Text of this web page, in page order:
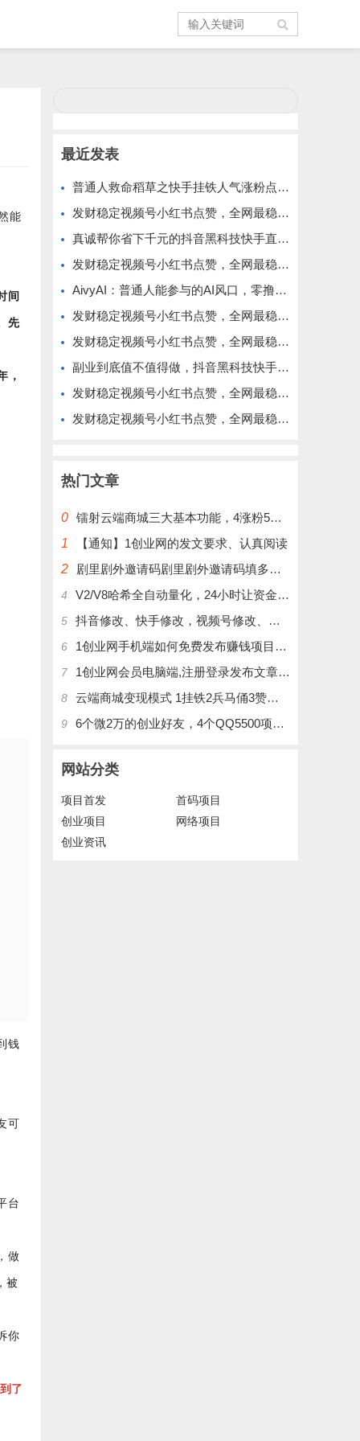
能
间
先
，
钱
可
台
做
被
你
了
最近发表
普通人救命稻草之快手挂铁人气涨粉点赞抖音黑科技云端商城免费公布
发财稳定视频号小红书点赞，全网最稳定绿色的项目，小红书启动
真诚帮你省下千元的抖音黑科技快手直播间人气涨粉点赞云端商城免费送
发财稳定视频号小红书点赞，全网最稳定绿色的项目，全网一起推
AivyAI：普通人能参与的AI风口，零撸AVAX，首码上线速度上车！
发财稳定视频号小红书点赞，全网最稳定绿色的项目，价格拉满的哦
发财稳定视频号小红书点赞，全网最稳定绿色的项目，今年再加油
副业到底值不值得做，抖音黑科技快手上人涨粉云端商城真能逆袭赚钱
发财稳定视频号小红书点赞，全网最稳定绿色的项目，完美来拉新
发财稳定视频号小红书点赞，全网最稳定绿色的项目，完全自动了
热门文章
0 镭射云端商城三大基本功能，4涨粉5涨播放量6挂铁，为你揭开真实的面纱!
1
【通知】1创业网的发文要求、认真阅读
2
剧里剧外邀请码剧里剧外邀请码填多少呢？
4 V2/V8哈希全自动量化，24小时让资金为你打工！
5 抖音修改、快手修改，视频号修改、大屏修改|橱窗修改|抖店修改|、招代理可单独购买
6 1创业网手机端如何免费发布赚钱项目文章
7 1创业网会员电脑端,注册登录发布文章,操作介绍
8 云端商城变现模式 1挂铁2兵马俑3赞刷4涨粉，带你玩.赚风口项日
9 6个微2万的创业好友，4个QQ5500项目好友，QQ每天在线人数2400人、承接朋友圈广告投放
网站分类
项目首发
首码项目
创业项目
网络项目
创业资讯